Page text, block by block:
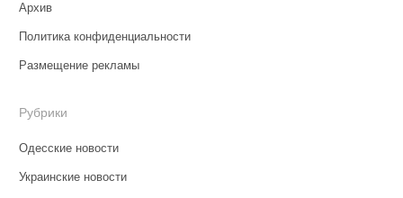
Архив
Политика конфиденциальности
Размещение рекламы
Рубрики
Одесские новости
Украинские новости